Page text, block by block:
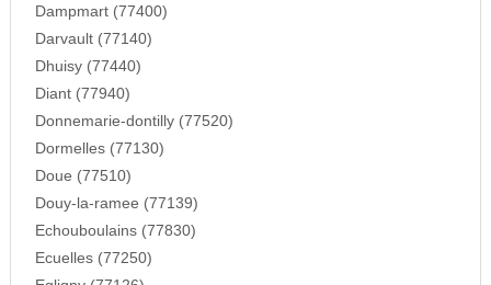
Dampmart (77400)
Darvault (77140)
Dhuisy (77440)
Diant (77940)
Donnemarie-dontilly (77520)
Dormelles (77130)
Doue (77510)
Douy-la-ramee (77139)
Echouboulains (77830)
Ecuelles (77250)